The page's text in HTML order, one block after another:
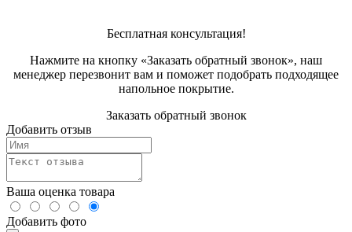
Бесплатная консультация!
Нажмите на кнопку «Заказать обратный звонок», наш
менеджер перезвонит вам и поможет подобрать подходящее
напольное покрытие.
Заказать обратный звонок
Добавить отзыв
Ваша оценка товара
Добавить фото